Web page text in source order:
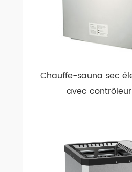
Chauffe-sauna sec
avec